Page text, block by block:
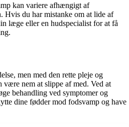
kan variere afhængigt af
Hvis du har mistanke om at lide af
læge eller en hudspecialist for at få
men med den rette pleje og
være nem at slippe af med. Ved at
behandling ved symptomer og
dine fødder mod fodsvamp og have